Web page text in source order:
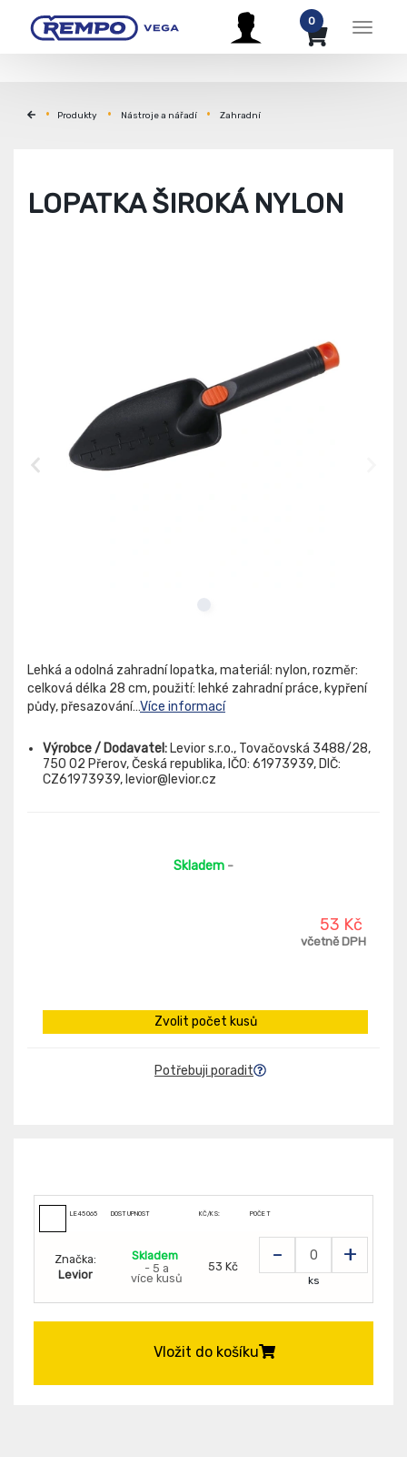
Menu
0
Produkty Nástroje a nářadí Zahradní
LOPATKA ŠIROKÁ NYLON
Lehká a odolná zahradní lopatka, materiál: nylon, rozměr:
celková délka 28 cm, použití: lehké zahradní práce, kypření
půdy, přesazování…Více informací
Výrobce / Dodavatel: Levior s.r.o., Tovačovská 3488/28,
750 02 Přerov, Česká republika, IČO: 61973939, DIČ:
CZ61973939, levior@levior.cz
Skladem -
53 Kč
včetně DPH
Zvolit počet kusů
Potřebuji poradit
LE45065 DOSTUPNOST KČ/KS: POČET
Značka:
Levior
Skladem
- 5 a
více kusů
53 Kč - +
ks
Vložit do košíku